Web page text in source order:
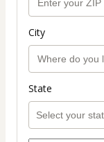
City
State